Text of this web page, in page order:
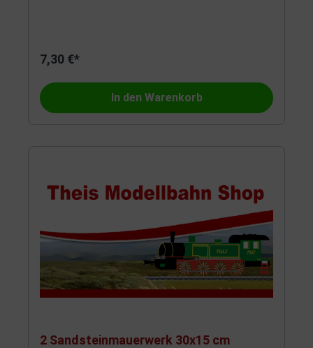
7,30 €*
In den Warenkorb
2 Sandsteinmauerwerk 30x15 cm